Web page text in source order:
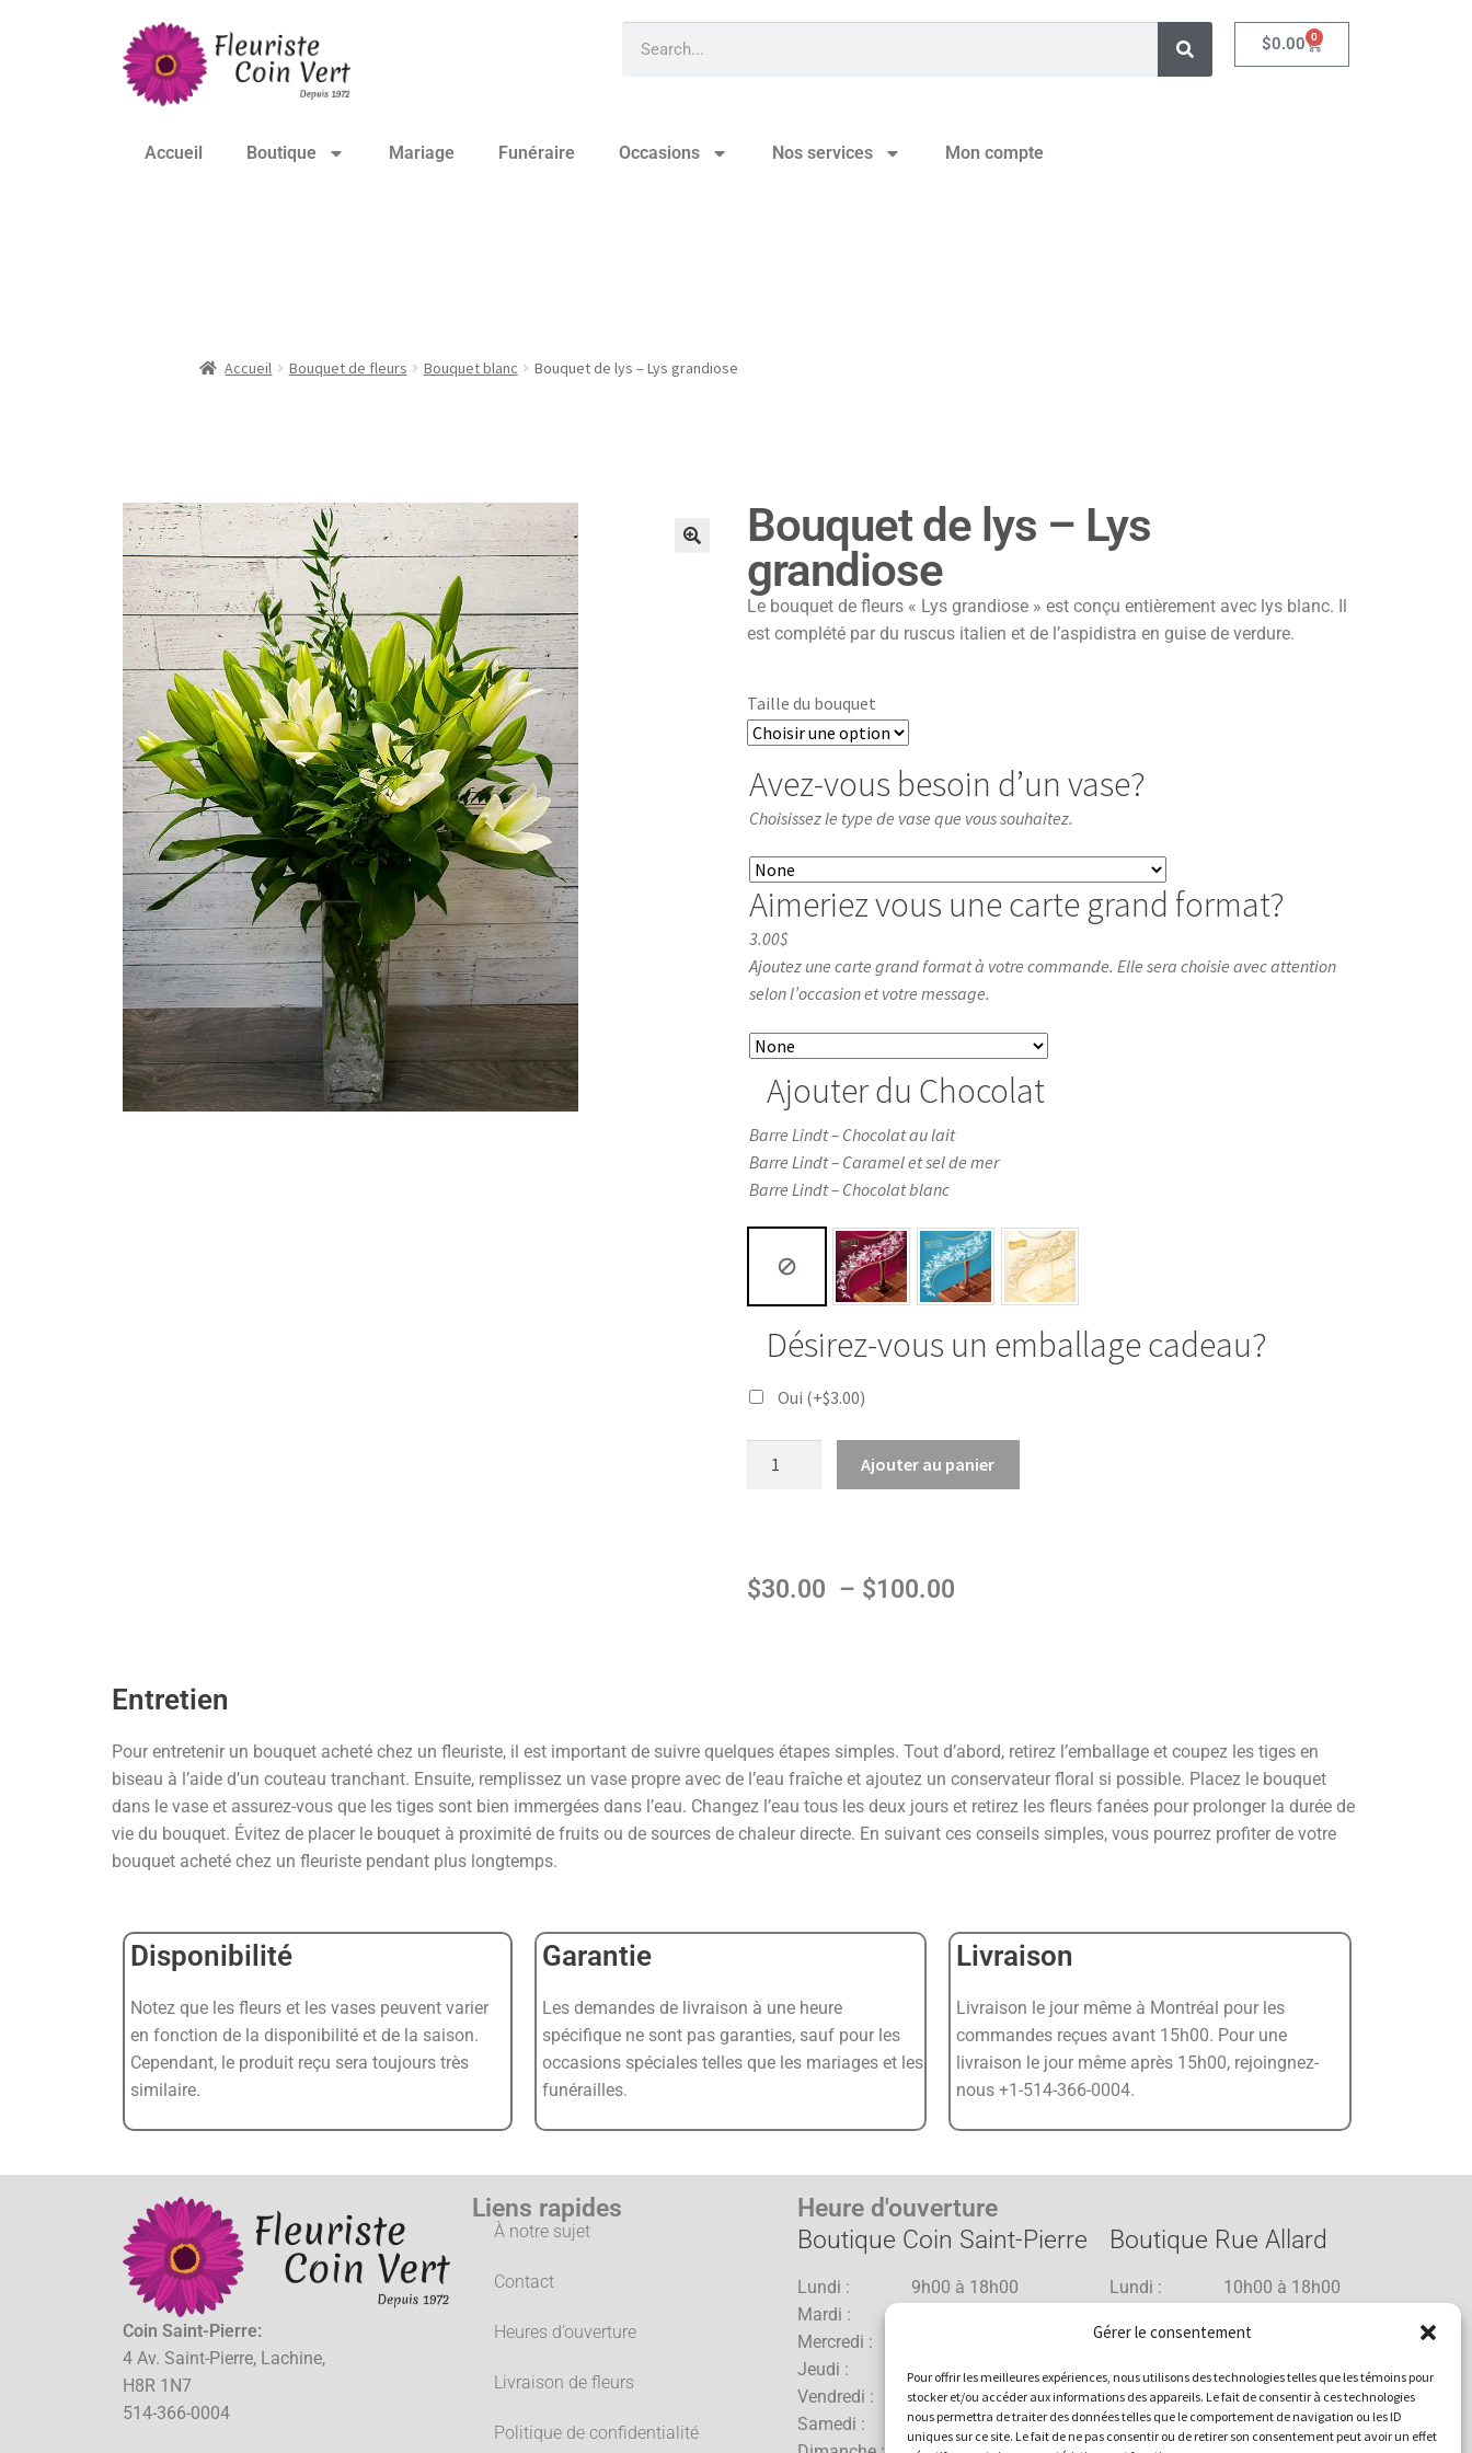
Gérer le consentement
Pour offrir les meilleures expériences, nous utilisons des technologies telles que les témoins pour
stocker et/ou accéder aux informations des appareils. Le fait de consentir à ces technologies
nous permettra de traiter des données telles que le comportement de navigation ou les ID
uniques sur ce site. Le fait de ne pas consentir ou de retirer son consentement peut avoir un effet
$0.00 0
Accueil Boutique Mariage Funéraire Occasions Nos services Mon compte
Accueil Bouquet de fleurs Bouquet blanc Bouquet de lys – Lys grandiose
Bouquet de lys – Lys
grandiose
Le bouquet de fleurs « Lys grandiose » est conçu entièrement avec lys blanc. Il
est complété par du ruscus italien et de l’aspidistra en guise de verdure.
Taille du bouquet
Avez-vous besoin d’un vase?
Choisissez le type de vase que vous souhaitez.
Aimeriez vous une carte grand format?
3.00$
Ajoutez une carte grand format à votre commande. Elle sera choisie avec attention
selon l’occasion et votre message.
Ajouter du Chocolat
Barre Lindt – Chocolat au lait
Barre Lindt – Caramel et sel de mer
Barre Lindt – Chocolat blanc
Désirez-vous un emballage cadeau?
Oui (+$3.00)
Ajouter au panier
$30.00 – $100.00
Entretien
Pour entretenir un bouquet acheté chez un fleuriste, il est important de suivre quelques étapes simples. Tout d’abord, retirez l’emballage et coupez les tiges en
biseau à l’aide d’un couteau tranchant. Ensuite, remplissez un vase propre avec de l’eau fraîche et ajoutez un conservateur floral si possible. Placez le bouquet
dans le vase et assurez-vous que les tiges sont bien immergées dans l’eau. Changez l’eau tous les deux jours et retirez les fleurs fanées pour prolonger la durée de
vie du bouquet. Évitez de placer le bouquet à proximité de fruits ou de sources de chaleur directe. En suivant ces conseils simples, vous pourrez profiter de votre
bouquet acheté chez un fleuriste pendant plus longtemps.
Disponibilité
Notez que les fleurs et les vases peuvent varier
en fonction de la disponibilité et de la saison.
Cependant, le produit reçu sera toujours très
similaire.
Garantie
Les demandes de livraison à une heure
spécifique ne sont pas garanties, sauf pour les
occasions spéciales telles que les mariages et les
funérailles.
Livraison
Livraison le jour même à Montréal pour les
commandes reçues avant 15h00. Pour une
livraison le jour même après 15h00, rejoingnez-
nous +1-514-366-0004.
Coin Saint-Pierre:
4 Av. Saint-Pierre, Lachine,
H8R 1N7
514-366-0004
Liens rapides
À notre sujet
Contact
Heures d’ouverture
Livraison de fleurs
Politique de confidentialité
Heure d'ouverture
Boutique Coin Saint-Pierre
Lundi : 9h00 à 18h00
Mardi : 9h00 à 18h00
Mercredi : 9h00 à 18h00
Jeudi : 9h00 à 21h00
Vendredi : 9h00 à 21h00
Samedi : 9h00 à 18h00
Boutique Rue Allard
Lundi : 10h00 à 18h00
Mercredi : 10h00 à 18h00
Jeudi : 10h00 à 18h00
Vendredi : 10h00 à 18h00
Samedi : 10h00 à 17h00